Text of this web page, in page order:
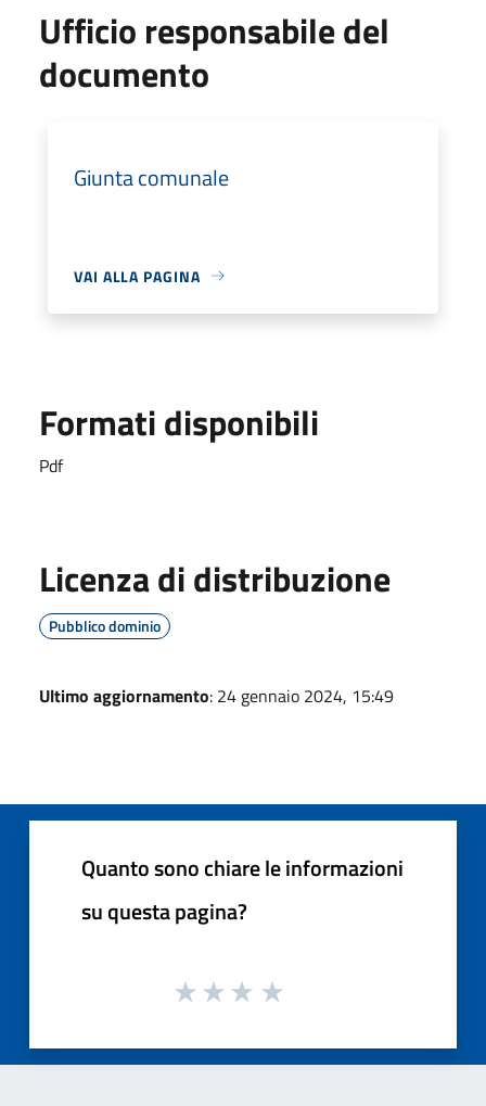
Ufficio responsabile del
documento
Giunta comunale
VAI ALLA PAGINA
Formati disponibili
Pdf
Licenza di distribuzione
Pubblico dominio
Ultimo aggiornamento: 24 gennaio 2024, 15:49
Quanto sono chiare le informazioni
su questa pagina?